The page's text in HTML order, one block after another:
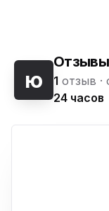
ю 1 отзыв ·
24 часов